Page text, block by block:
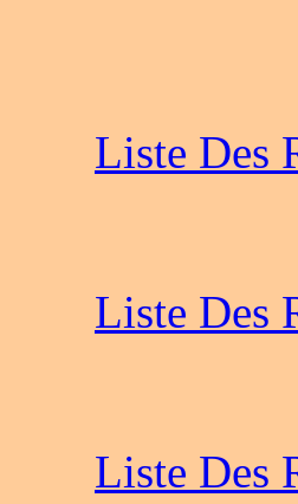
Liste Des
Liste Des
Liste Des